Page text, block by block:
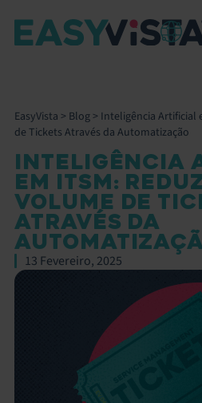
EasyVista > Blog> Inteligência Artificial
de Tickets Através da Automatização
INTELIGÊNCIA
EM ITSM:
VOLUME DE
ATRAVÉS DA
13 Fevereiro, 2025